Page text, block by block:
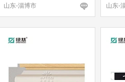
山东-淄博市 山东-